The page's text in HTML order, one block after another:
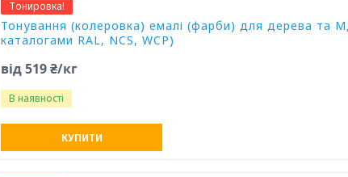
Тонировка!
Тонування (колеровка) емалі (фарби) для дерева та
каталогами RAL, NCS, WCP)
від 519 ₴/кг
В наявності
КУПИТИ